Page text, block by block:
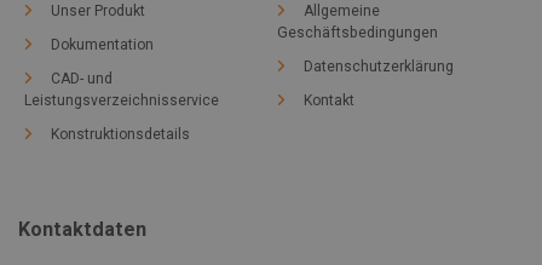
Unser Produkt
Dokumentation
CAD- und
Leistungsverzeichnisservice
Konstruktionsdetails
Allgemeine
Geschäftsbedingungen
Datenschutzerklärung
Kontakt
Kontaktdaten